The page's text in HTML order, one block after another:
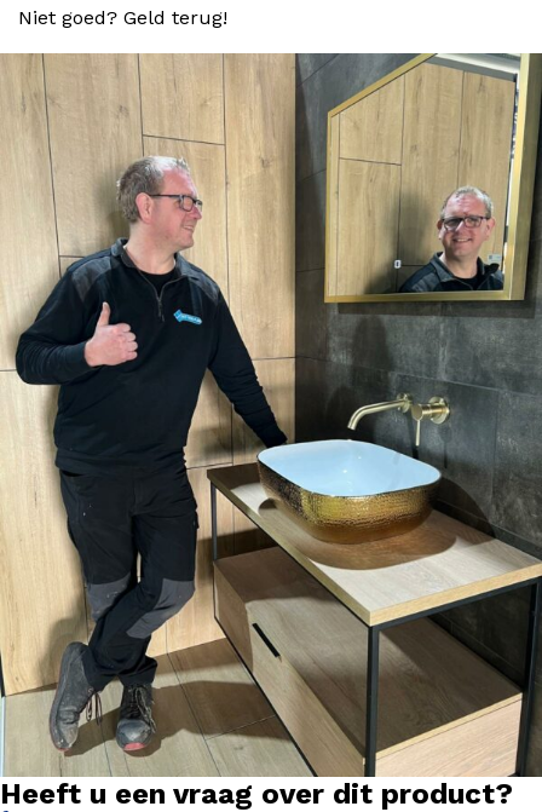
Niet goed? Geld terug!
Heeft u een vraag over dit product?